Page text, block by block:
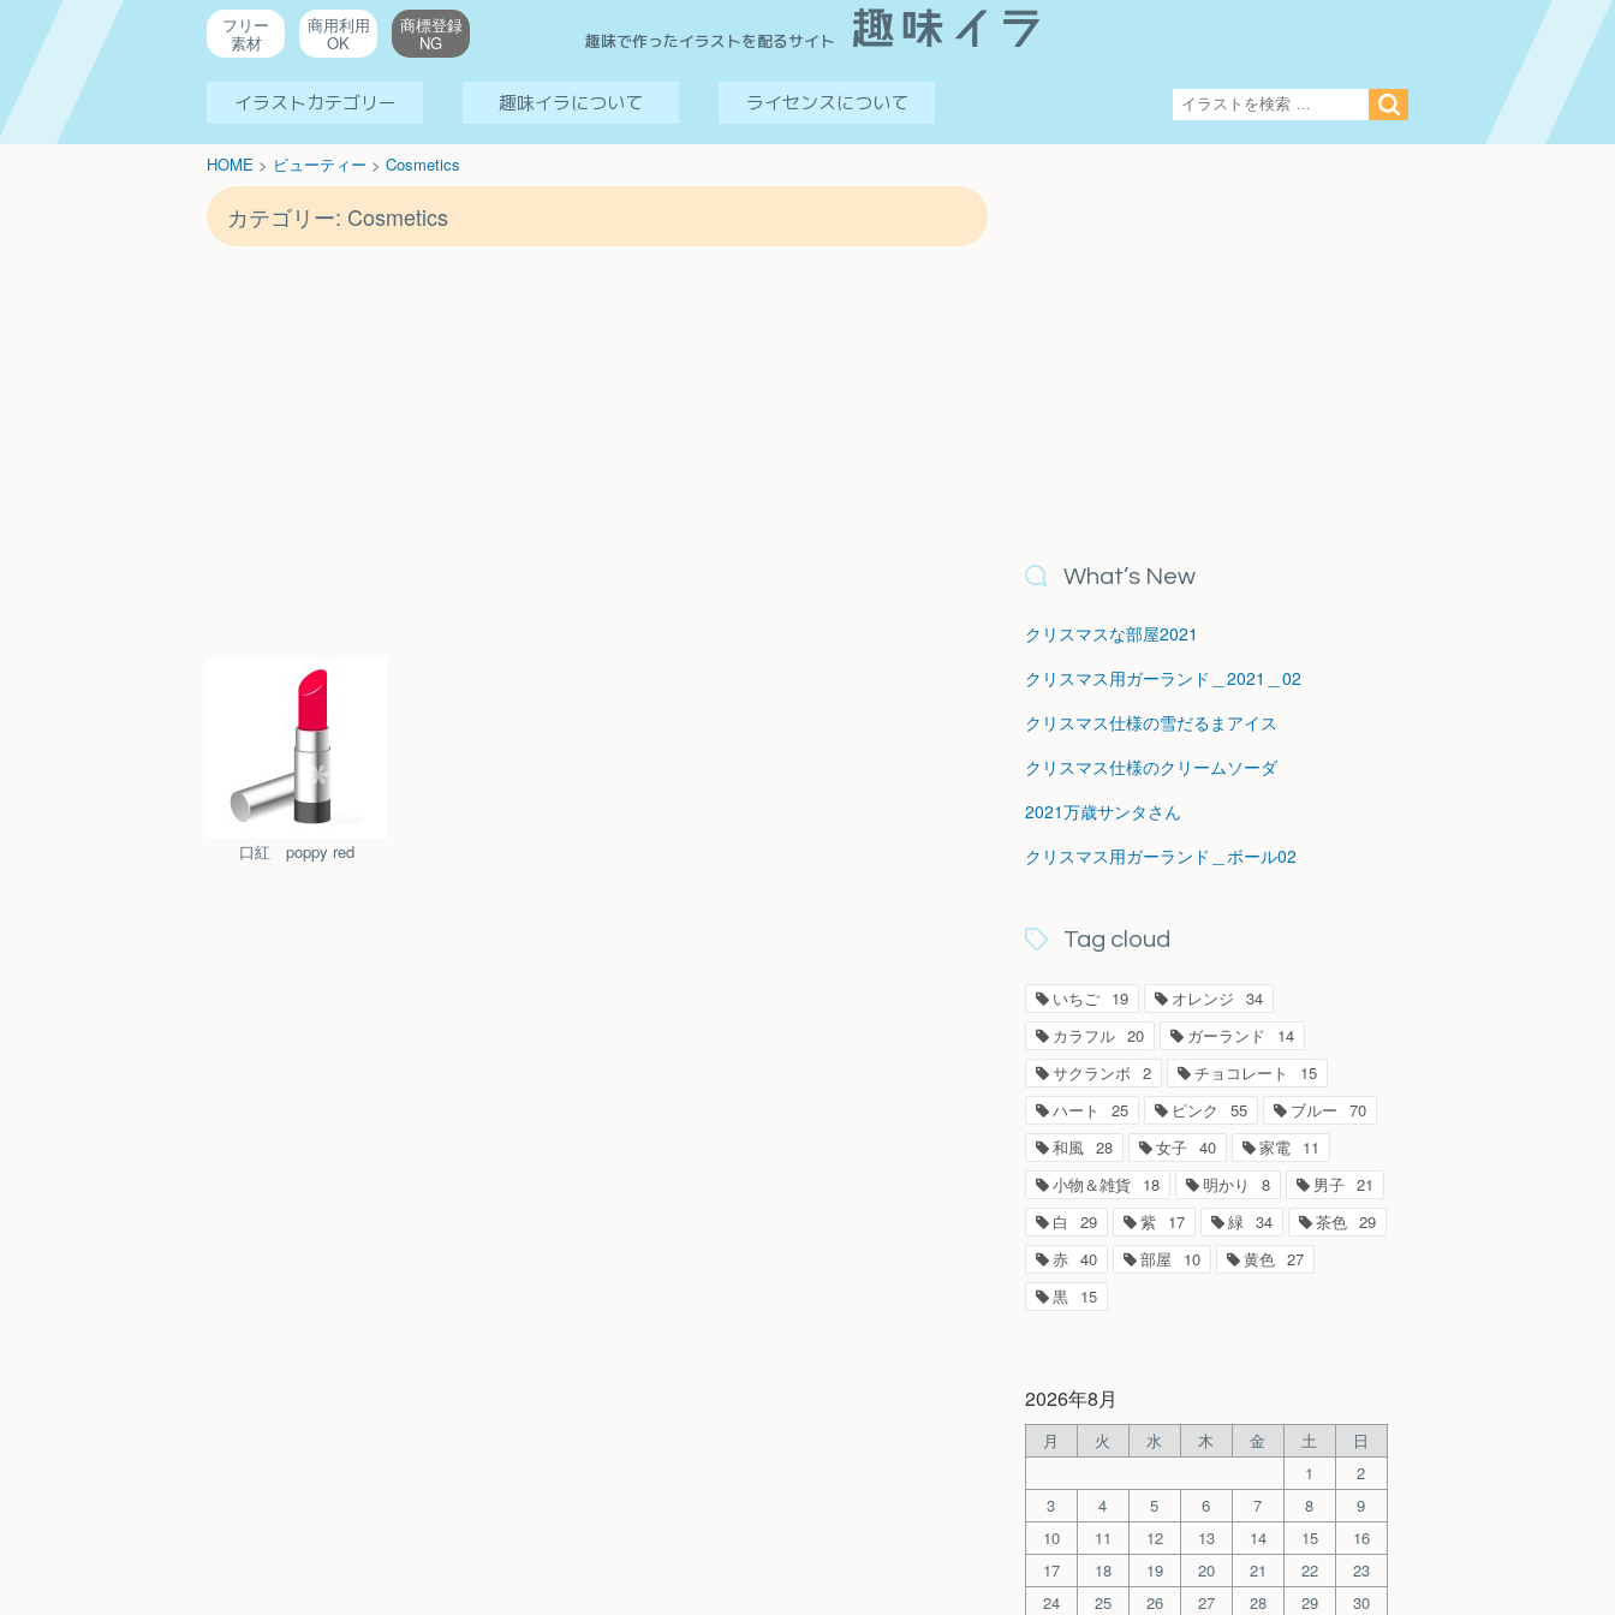
フリー
素材
商用利用
OK
商標登録
NG 趣味で作ったイラストを配るサイト
イラストカテゴリー 趣味イラについて ライセンスについて
HOME > ビューティー > Cosmetics
カテゴリー: Cosmetics
口紅 poppy red
What’s New
クリスマスな部屋2021
クリスマス用ガーランド＿2021＿02
クリスマス仕様の雪だるまアイス
クリスマス仕様のクリームソーダ
2021万歳サンタさん
クリスマス用ガーランド＿ボール02
Tag cloud
いちご 19 オレンジ 34
カラフル 20 ガーランド
14
サクランボ 2 チョコレート
15
ハート
25 ピンク 55 ブルー 70
和風 28 女子 40 家電 11
小物＆雑貨 18 明かり 8 男子 21
白
29 紫 17 緑 34 茶色 29
赤 40 部屋 10 黄色 27
黒 15
2026年8月
月 火 水 木 金 土
日
1
2
3
4 5 6 7 8
9
10
11 12 13 14 15
16
17
18 19 20 21 22
23
24
25 26 27 28 29
30